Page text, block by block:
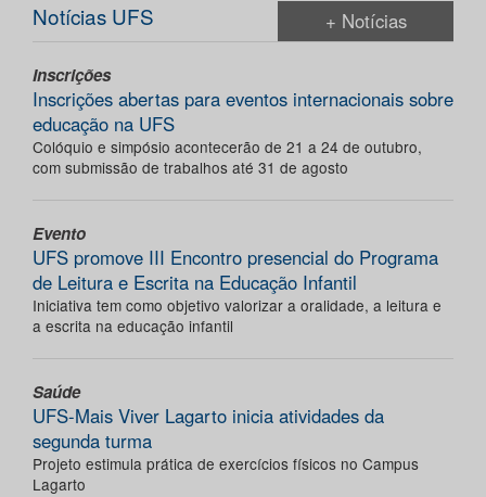
Notícias UFS + Notícias
Inscrições
Inscrições abertas para eventos internacionais sobre
educação na UFS
Colóquio e simpósio acontecerão de 21 a 24 de outubro,
com submissão de trabalhos até 31 de agosto
Evento
UFS promove III Encontro presencial do Programa
de Leitura e Escrita na Educação Infantil
Iniciativa tem como objetivo valorizar a oralidade, a leitura e
a escrita na educação infantil
Saúde
UFS-Mais Viver Lagarto inicia atividades da
segunda turma
Projeto estimula prática de exercícios físicos no Campus
Lagarto